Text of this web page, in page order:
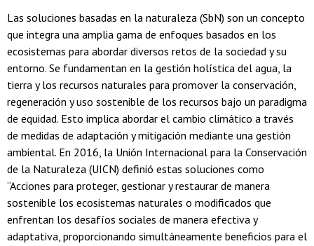
Las soluciones basadas en la naturaleza (SbN) son un concepto
que integra una amplia gama de enfoques basados en los
ecosistemas para abordar diversos retos de la sociedad y su
entorno. Se fundamentan en la gestión holística del agua, la
tierra y los recursos naturales para promover la conservación,
regeneración y uso sostenible de los recursos bajo un paradigma
de equidad. Esto implica abordar el cambio climático a través
de medidas de adaptación y mitigación mediante una gestión
ambiental. En 2016, la Unión Internacional para la Conservación
de la Naturaleza (UICN) definió estas soluciones como
“Acciones para proteger, gestionar y restaurar de manera
sostenible los ecosistemas naturales o modificados que
enfrentan los desafíos sociales de manera efectiva y
adaptativa, proporcionando simultáneamente beneficios para el